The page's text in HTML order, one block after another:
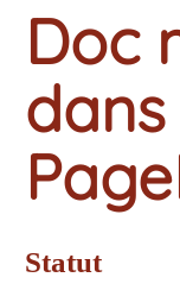
Doc
Statut